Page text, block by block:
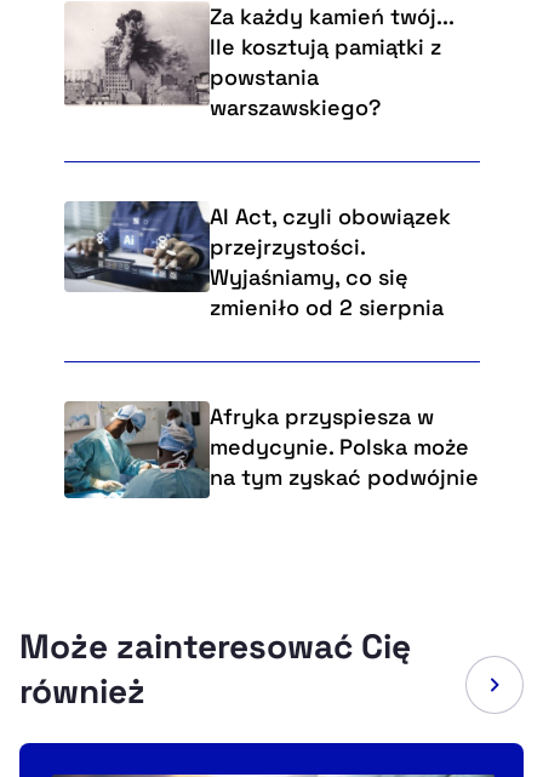
Za każdy kamień twój...
Ile kosztują pamiątki z
powstania
warszawskiego?
AI Act, czyli obowiązek
przejrzystości.
Wyjaśniamy, co się
zmieniło od 2 sierpnia
Afryka przyspiesza w
medycynie. Polska może
na tym zyskać podwójnie
Może zainteresować Cię
również